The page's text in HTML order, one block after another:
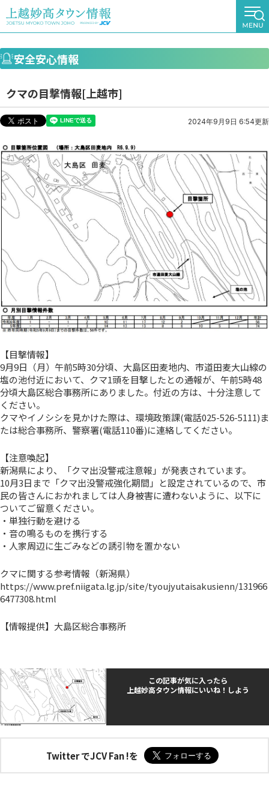
安全安心情報
クマの目撃情報[上越市]
2024年9月9日 6:54更新
【目撃情報】
9月9日（月）午前5時30分頃、大島区田麦地内、市道田麦大山線の
塩の池付近において、クマ1頭を目撃したとの通報が、午前5時48
分頃大島区総合事務所にありました。付近の方は、十分注意して
ください。
クマやイノシシを見かけた際は、環境政策課(電話025-526-5111)ま
たは総合事務所、警察署(電話110番)に連絡してください。
【注意喚起】
新潟県により、「クマ出没警戒注意報」が発表されています。
10月3日まで「クマ出没警戒強化期間」と設定されているので、市
民の皆さんにおかれましては人身被害に遭わないように、以下に
ついてご留意ください。
・単独行動を避ける
・音の鳴るものを携行する
・人家周辺に生ごみなどの誘引物を置かない
クマに関する参考情報（新潟県）
https://www.pref.niigata.lg.jp/site/tyoujyutaisakusienn/131966
6477308.html
【情報提供】大島区総合事務所
この記事が気に入ったら
上越妙高タウン情報にいいね！しよう
Twitter でJCV Fan !を